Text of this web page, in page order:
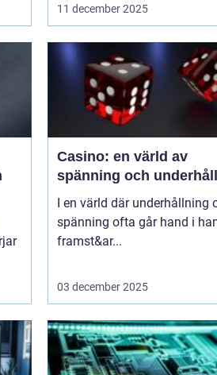
11 december 2025
Casino: en värld av
spänning och
I en värld där underhållning
spänning ofta går hand i
framst&ar...
03 december 2025